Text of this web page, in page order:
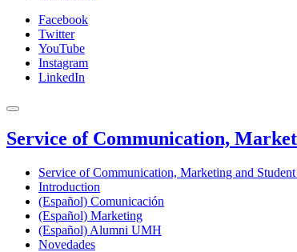
Facebook
Twitter
YouTube
Instagram
LinkedIn
Service of Communication,
Service of Communication, Marketing and
Introduction
(Español) Comunicación
(Español) Marketing
(Español) Alumni UMH
Novedades